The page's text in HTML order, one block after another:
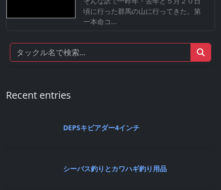
頃に行った群馬の山に行ってきた。第
一本命コ...
Recent entries
DEPSキビアダー4インチ
シーバス釣りとカワハギ釣り用品